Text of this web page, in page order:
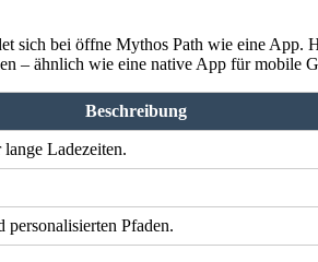
sich bei öffne Mythos Path wie eine App.
– ähnlich wie eine native App für mobile
Beschreibung
Ladezeiten.
Pfaden.